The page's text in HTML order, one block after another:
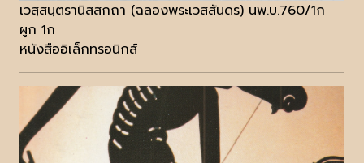
เวสฺสนฺตรานิสสกถา (ฉลองพระเวสสันดร) นพ.บ.760/1ก
ผูก 1ก
หนังสืออิเล็กทรอนิกส์